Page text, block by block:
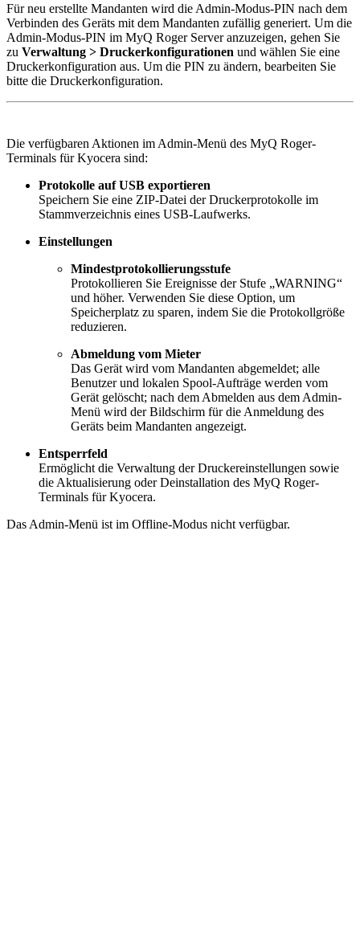
Für neu erstellte Mandanten wird die Admin-Modus-PIN nach dem
Verbinden des Geräts mit dem Mandanten zufällig generiert. Um die
Admin-Modus-PIN im MyQ Roger Server anzuzeigen, gehen Sie
zu Verwaltung > Druckerkonfigurationen und wählen Sie eine
Druckerkonfiguration aus. Um die PIN zu ändern, bearbeiten Sie
bitte die Druckerkonfiguration.
Die verfügbaren Aktionen im Admin-Menü des MyQ Roger-
Terminals für Kyocera sind:
Protokolle auf USB exportieren
Speichern Sie eine ZIP-Datei der Druckerprotokolle im
Stammverzeichnis eines USB-Laufwerks.
Einstellungen
Mindestprotokollierungsstufe
Protokollieren Sie Ereignisse der Stufe „WARNING“
und höher. Verwenden Sie diese Option, um
Speicherplatz zu sparen, indem Sie die Protokollgröße
reduzieren.
Abmeldung vom Mieter
Das Gerät wird vom Mandanten abgemeldet; alle
Benutzer und lokalen Spool-Aufträge werden vom
Gerät gelöscht; nach dem Abmelden aus dem Admin-
Menü wird der Bildschirm für die Anmeldung des
Geräts beim Mandanten angezeigt.
Entsperrfeld
Ermöglicht die Verwaltung der Druckereinstellungen sowie
die Aktualisierung oder Deinstallation des MyQ Roger-
Terminals für Kyocera.
Das Admin-Menü ist im Offline-Modus nicht verfügbar.